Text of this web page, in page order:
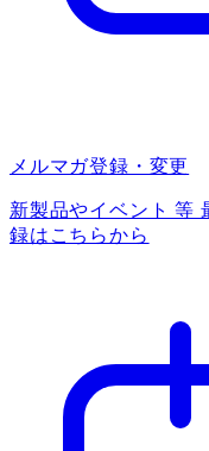
メルマガ登録・変更
新製品やイベント 等
録はこちらから